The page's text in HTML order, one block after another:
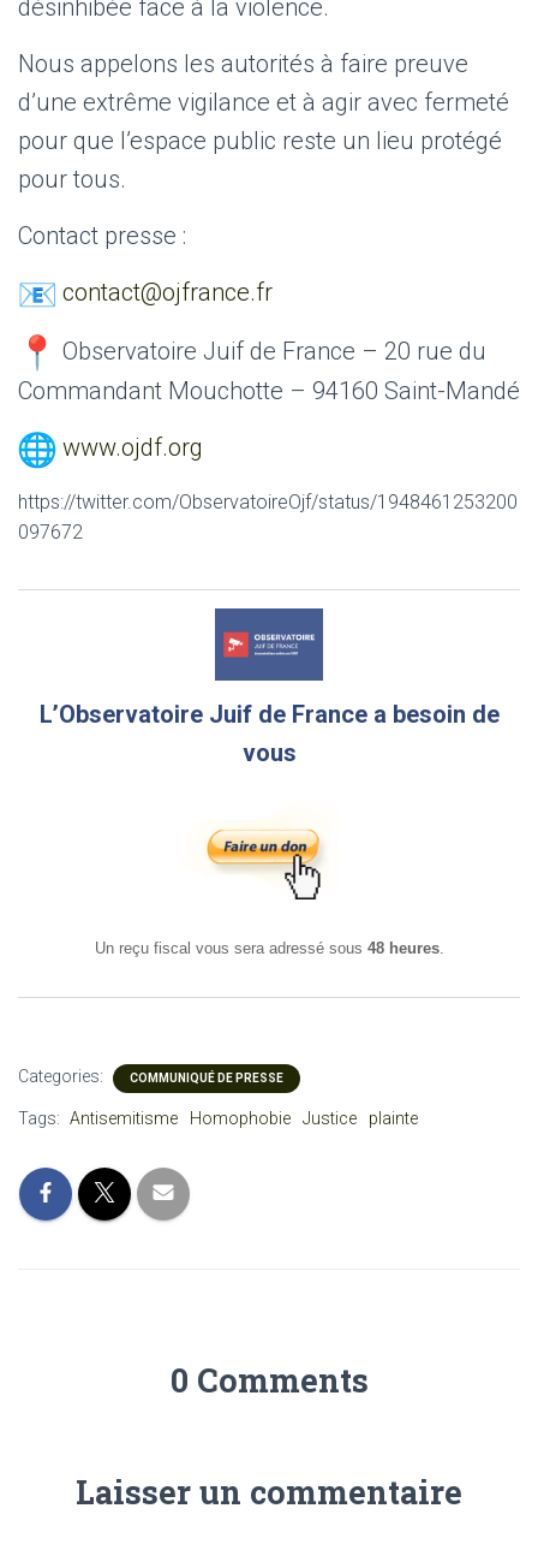
désinhibée face à la violence.
Nous appelons les autorités à faire preuve
d’une extrême vigilance et à agir avec fermeté
pour que l’espace public reste un lieu protégé
pour tous.
Contact presse :
contact@ojfrance.fr
Observatoire Juif de France – 20 rue du
Commandant Mouchotte – 94160 Saint-Mandé
www.ojdf.org
https://twitter.com/ObservatoireOjf/status/1948461253200
097672
L’Observatoire Juif de France a besoin de
vous
Un reçu fiscal vous sera adressé sous 48 heures.
Categories: COMMUNIQUÉ DE PRESSE
Tags: Antisemitisme Homophobie Justice plainte
0 Comments
Laisser un commentaire